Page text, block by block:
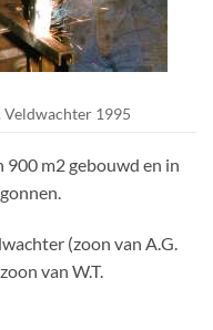
Veldwachter 1995
900 m2 gebouwd en in
(zoon van A.G.
van W.T.